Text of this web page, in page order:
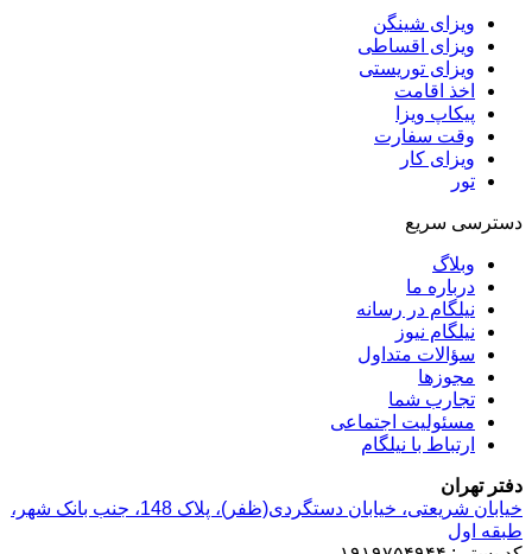
ویزای شینگن
ویزای اقساطی
ویزای توریستی
اخذ اقامت
پیکاپ ویزا
وقت سفارت
ویزای کار
تور
دسترسی سریع
وبلاگ
درباره ما
نیلگام در رسانه
نیلگام نیوز
سؤالات متداول
مجوزها
تجارب شما
مسئولیت اجتماعی
ارتباط با نیلگام
دفتر تهران
خیابان‌ شریعتی، خیابان‌ دستگردی(ظفر)، پلاک 148، جنب بانک شهر،
طبقه اول